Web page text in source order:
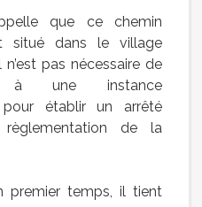
que ce chemin
situé dans le village
pas nécessaire de
à une instance
pour établir un arrêté
de la
premier temps, il tient